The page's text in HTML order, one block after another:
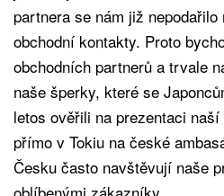
partnera se nám již
obchodní kontakty. Proto
obchodních partnerů a trvale
naše šperky, které se
letos ověřili na prezentaci
přímo v Tokiu na české
Česku často navštěvují naše